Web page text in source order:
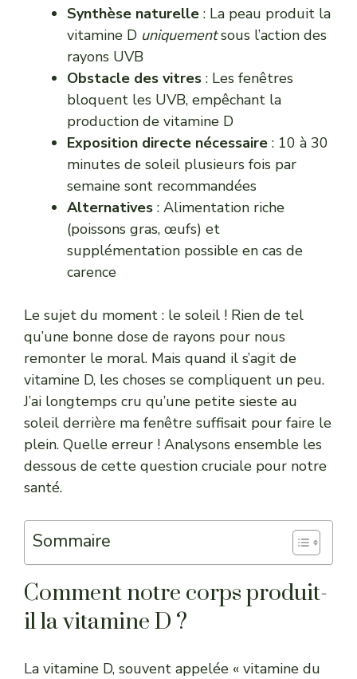
Synthèse naturelle : La peau produit la
vitamine D uniquementsous l’action des
rayons UVB
Obstacle des vitres : Les fenêtres
bloquent les UVB, empêchant la
production de vitamine D
Exposition directe nécessaire : 10 à 30
minutes de soleil plusieurs fois par
semaine sont recommandées
Alternatives : Alimentation riche
(poissons gras, œufs) et
supplémentation possible en cas de
carence
Le sujet du moment : le soleil ! Rien de tel
qu’une bonne dose de rayons pour nous
remonter le moral. Mais quand il s’agit de
vitamine D, les choses se compliquent un peu.
J’ai longtemps cru qu’une petite sieste au
soleil derrière ma fenêtre suffisait pour faire le
plein. Quelle erreur ! Analysons ensemble les
dessous de cette question cruciale pour notre
santé.
Sommaire
Comment notre corps produit-
il la vitamine D ?
La vitamine D, souvent appelée « vitamine du